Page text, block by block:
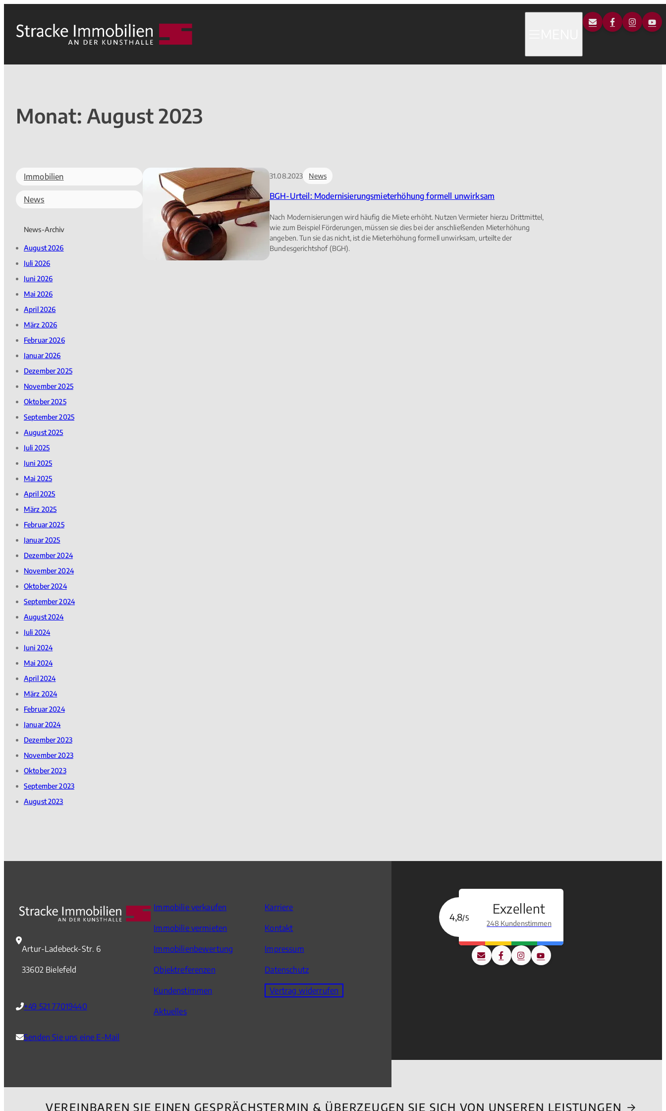
Monat: August 2023
Immobilien
News
News-Archiv
August 2026
Juli 2026
Juni 2026
Mai 2026
April 2026
März 2026
Februar 2026
Januar 2026
Dezember 2025
November 2025
Oktober 2025
September 2025
August 2025
Juli 2025
Juni 2025
Mai 2025
April 2025
März 2025
Februar 2025
Januar 2025
Dezember 2024
November 2024
Oktober 2024
September 2024
August 2024
Juli 2024
Juni 2024
Mai 2024
April 2024
März 2024
Februar 2024
Januar 2024
Dezember 2023
November 2023
Oktober 2023
September 2023
August 2023
31.08.2023 News
BGH-Urteil: Modernisierungsmieterhöhung formell unwirksam
Nach Modernisierungen wird häufig die Miete erhöht. Nutzen Vermieter hierzu Drittmittel,
wie zum Beispiel Förderungen, müssen sie dies bei der anschließenden Mieterhöhung
angeben. Tun sie das nicht, ist die Mieterhöhung formell unwirksam, urteilte der
Bundesgerichtshof (BGH).
Artur-Ladebeck-Str. 6
33602 Bielefeld
+49 521 77019440
Senden Sie uns eine E-Mail
Immobilie verkaufen
Immobilie vermieten
Immobilienbewertung
Objektreferenzen
Kundenstimmen
Aktuelles
Karriere
Kontakt
Impressum
Datenschutz
Vertrag widerrufen
4,8/5
Exzellent
248 Kundenstimmen
VEREINBAREN SIE EINEN GESPRÄCHSTERMIN & ÜBERZEUGEN SIE SICH VON UNSEREN LEISTUNGEN